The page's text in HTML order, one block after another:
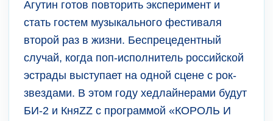
Агутин готов повторить эксперимент и
стать гостем музыкального фестиваля
второй раз в жизни. Беспрецедентный
случай, когда поп-исполнитель российской
эстрады выступает на одной сцене с рок-
звездами. В этом году хедлайнерами будут
БИ-2 и КняZZ с программой «КОРОЛЬ И